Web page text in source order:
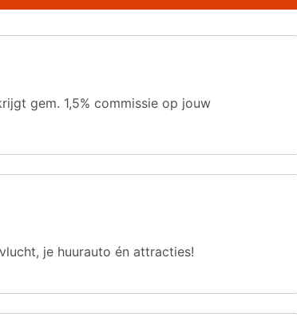
gem. 1,5% commissie op jouw
je huurauto én attracties!